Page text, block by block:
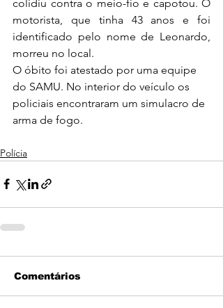
colidiu contra o meio-fio e capotou. O
motorista, que tinha 43 anos e foi
identificado pelo nome de Leonardo,
morreu no local.
O óbito foi atestado por uma equipe
do SAMU. No interior do veículo os
policiais encontraram um simulacro de
arma de fogo.
Polícia
Comentários